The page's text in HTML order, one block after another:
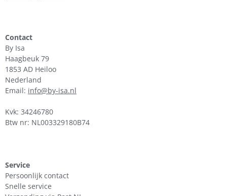
Contact
By Isa
Haagbeuk 79
1853 AD Heiloo
Nederland
Email: info@by-isa.nl
Kvk: 34246780
Btw nr: NL003329180B74
Service
Persoonlijk contact
Snelle service